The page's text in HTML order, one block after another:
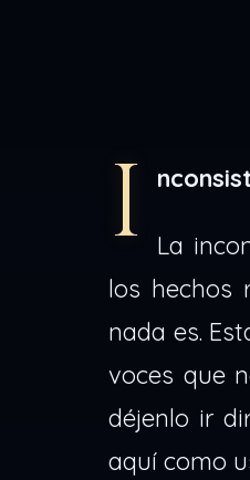
I
La
los hechos
nada es.
voces que
déjenlo ir
aquí como